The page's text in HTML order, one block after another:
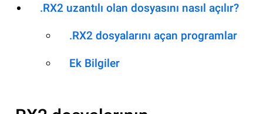
.RX2 uzantılı olan dosyasını nasıl açılır?
.RX2 dosyalarını açan programlar
Ek Bilgiler